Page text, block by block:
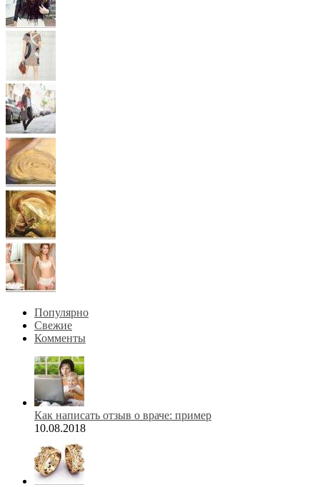
Популярно
Свежие
Комменты
Как написать отзыв о враче: пример
10.08.2018